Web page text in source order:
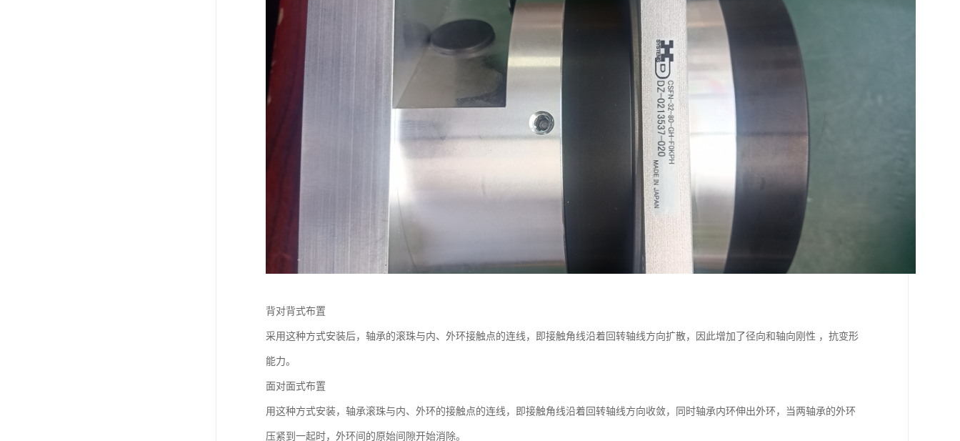
背对背式布置
采用这种方式安装后，轴承的滚珠与内、外环接触点的连线，即接触角线沿着回转轴线方向扩散，因此增加了径向和轴向刚性 ，抗变形
能力。
面对面式布置
用这种方式安装，轴承滚珠与内、外环的接触点的连线，即接触角线沿着回转轴线方向收敛，同时轴承内环伸出外环，当两轴承的外环
压紧到一起时，外环间的原始间隙开始消除。